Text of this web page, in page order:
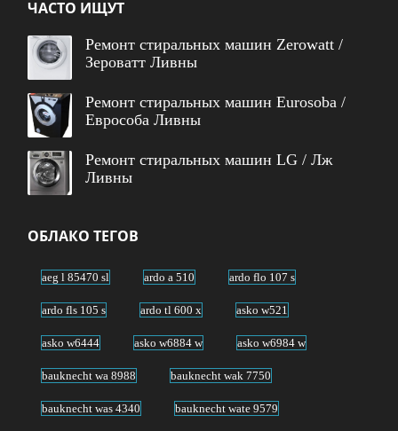
ЧАСТО ИЩУТ
Ремонт стиральных машин Zerowatt /
Зероватт Ливны
Ремонт стиральных машин Eurosoba /
Еврособа Ливны
Ремонт стиральных машин LG / Лж
Ливны
ОБЛАКО ТЕГОВ
aeg l 85470 sl ardo a 510 ardo flo 107 s
ardo fls 105 s ardo tl 600 x asko w521
asko w6444 asko w6884 w asko w6984 w
bauknecht wa 8988 bauknecht wak 7750
bauknecht was 4340 bauknecht wate 9579